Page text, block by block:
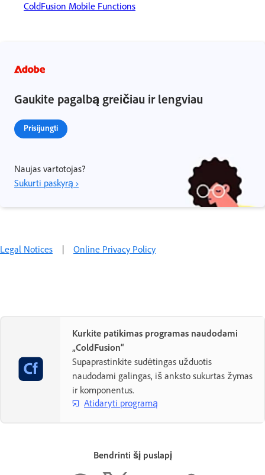
ColdFusion Mobile Functions
Gaukite pagalbą greičiau ir lengviau
Prisijungti
Naujas vartotojas?
Sukurti paskyrą ›
Legal Notices | Online Privacy Policy
Kurkite patikimas programas naudodami
„ColdFusion“
Supaprastinkite sudėtingas užduotis
naudodami galingas, iš anksto sukurtas žymas
ir komponentus.
Atidaryti programą
Bendrinti šį puslapį